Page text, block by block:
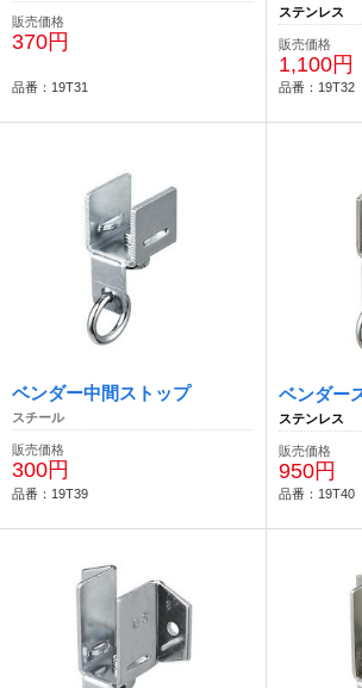
販売価格
370円
品番：19T31
ステンレス
販売価格
1,100円
品番：19T32
ベンダー中間ストップ
スチール
販売価格
300円
品番：19T39
ベンダー
ステンレス
販売価格
950円
品番：19T40